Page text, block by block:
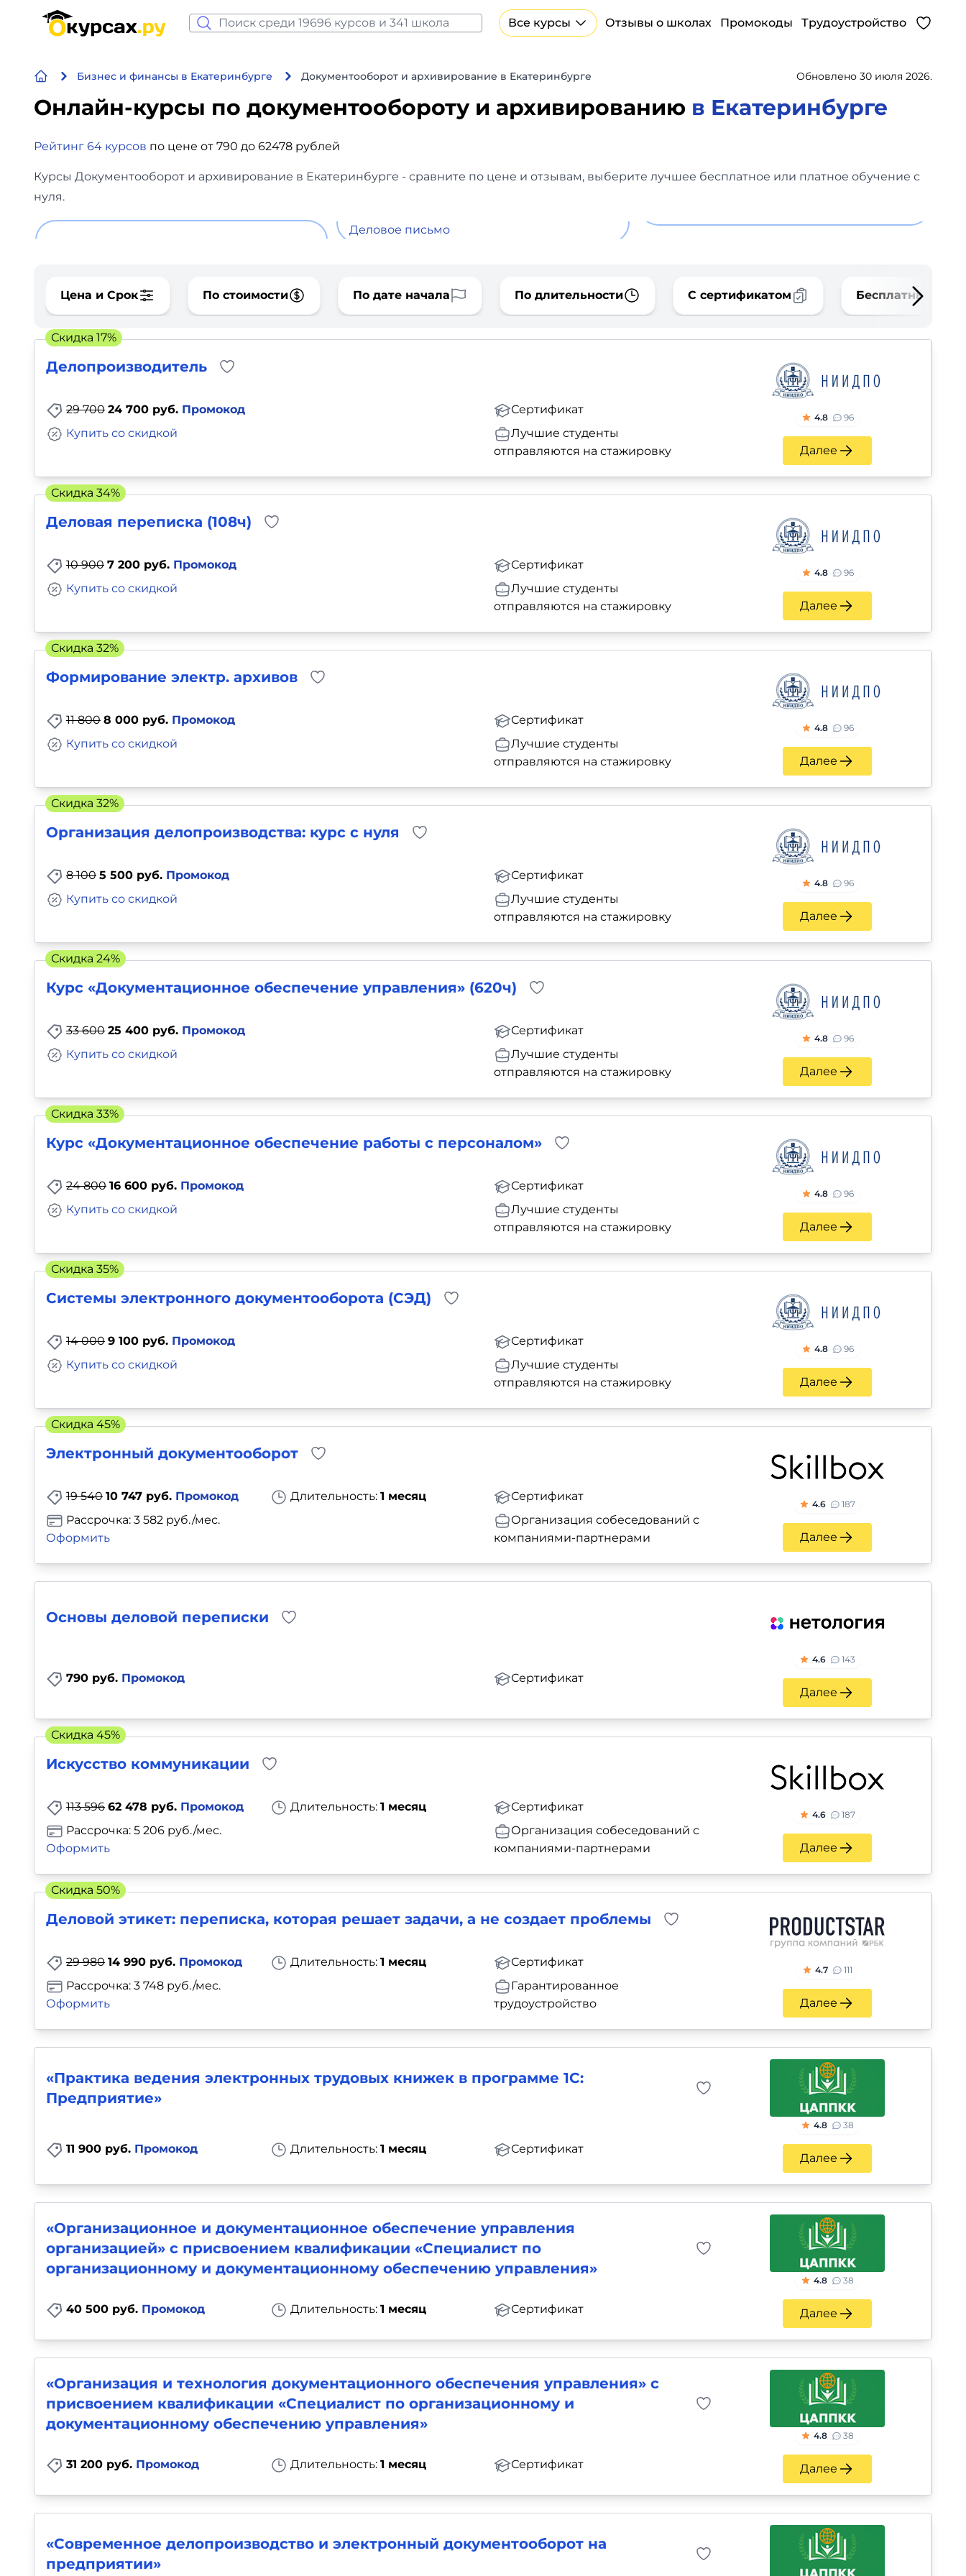
Все курсы Отзывы о школах Промокоды Трудоустройство
Бизнес и финансы в Екатеринбурге Документооборот и архивирование в Екатеринбурге Обновлено 30 июля 2026.
Онлайн-курсы по документообороту и архивированию в Екатеринбурге
Рейтинг 64 курсов по цене от 790 до 62478 рублей
Курсы Документооборот и архивирование в Екатеринбурге - сравните по цене и отзывам, выберите лучшее бесплатное или платное обучение с
нуля.
Деловое письмо
Цена и Срок По стоимости По дате начала По длительности С сертификатом Бесплатные
Делопроизводитель
29 700 24 700 руб. Промокод
Сертификат
Купить со скидкой
Лучшие студенты
отправляются на стажировку
4.8 96
Далее
Скидка 17%
Деловая переписка (108ч)
10 900 7 200 руб. Промокод
Сертификат
Купить со скидкой
Лучшие студенты
отправляются на стажировку
4.8 96
Далее
Скидка 34%
Формирование электр. архивов
11 800 8 000 руб. Промокод
Сертификат
Купить со скидкой
Лучшие студенты
отправляются на стажировку
4.8 96
Далее
Скидка 32%
Организация делопроизводства: курс с нуля
8 100 5 500 руб. Промокод
Сертификат
Купить со скидкой
Лучшие студенты
отправляются на стажировку
4.8 96
Далее
Скидка 32%
Курс «Документационное обеспечение управления» (620ч)
33 600 25 400 руб. Промокод
Сертификат
Купить со скидкой
Лучшие студенты
отправляются на стажировку
4.8 96
Далее
Скидка 24%
Курс «Документационное обеспечение работы с персоналом»
24 800 16 600 руб. Промокод
Сертификат
Купить со скидкой
Лучшие студенты
отправляются на стажировку
4.8 96
Далее
Скидка 33%
Системы электронного документооборота (СЭД)
14 000 9 100 руб. Промокод
Сертификат
Купить со скидкой
Лучшие студенты
отправляются на стажировку
4.8 96
Далее
Скидка 35%
Электронный документооборот
19 540 10 747 руб. Промокод Длительность: 1 месяц
Сертификат
Рассрочка: 3 582 руб./мес.
Оформить
Организация собеседований с
компаниями-партнерами
4.6 187
Далее
Скидка 45%
Основы деловой переписки
790 руб. Промокод Сертификат
4.6 143
Далее
Искусство коммуникации
113 596 62 478 руб. Промокод Длительность: 1 месяц
Сертификат
Рассрочка: 5 206 руб./мес.
Оформить
Организация собеседований с
компаниями-партнерами
4.6 187
Далее
Скидка 45%
Деловой этикет: переписка, которая решает задачи, а не создает проблемы
29 980 14 990 руб. Промокод Длительность: 1 месяц
Сертификат
Рассрочка: 3 748 руб./мес.
Оформить
Гарантированное
трудоустройство
4.7 111
Далее
Скидка 50%
«Практика ведения электронных трудовых книжек в программе 1С:
Предприятие»
11 900 руб. Промокод Длительность: 1 месяц Сертификат
4.8 38
Далее
«Организационное и документационное обеспечение управления
организацией» с присвоением квалификации «Специалист по
организационному и документационному обеспечению управления»
40 500 руб. Промокод Длительность: 1 месяц Сертификат
4.8 38
Далее
«Организация и технология документационного обеспечения управления» с
присвоением квалификации «Специалист по организационному и
документационному обеспечению управления»
31 200 руб. Промокод Длительность: 1 месяц Сертификат
4.8 38
Далее
«Современное делопроизводство и электронный документооборот на
предприятии»
Программирование
Бизнес и финансы
Дизайн
Аналитика
Иностранный язык
Для детей
Психология и саморазвитие
Репетиторы
Тесты на профориентацию
Курсы по нейросетям
Бесплатно